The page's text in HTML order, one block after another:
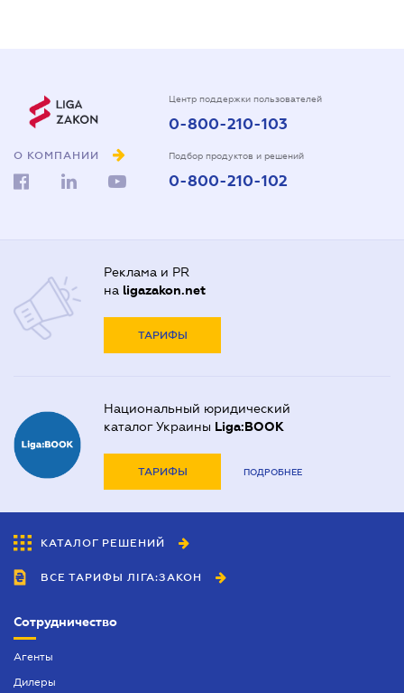
О КОМПАНИИ
Центр поддержки пользователей
0-800-210-103
Подбор продуктов и решений
0-800-210-102
Реклама и PR
на ligazakon.net
ТАРИФЫ
Национальный юридический
каталог Украины Liga:BOOK
ТАРИФЫ ПОДРОБНЕЕ
КАТАЛОГ РЕШЕНИЙ
ВСЕ ТАРИФЫ ЛІГА:ЗАКОН
Сотрудничество
Агенты
Дилеры